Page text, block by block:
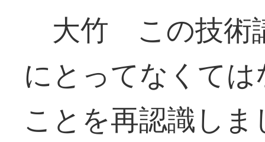
大竹 この技術
にとってなくて
ことを再認識しま